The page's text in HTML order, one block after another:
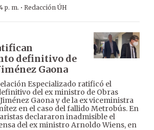
p. m. · Redacción ÚH
definitivo de
Gaona
Especializado ratificó el
del ex ministro de Obras
Gaona y de la ex viceministra
en el caso del fallido Metrobús. En
declararon inadmisible el
del ex ministro Arnoldo Wiens, en